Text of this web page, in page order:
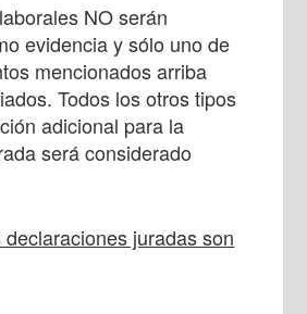
NO serán
evidencia y sólo uno de
mencionados arriba
Todos los otros tipos
adicional para la
será considerado
juradas son